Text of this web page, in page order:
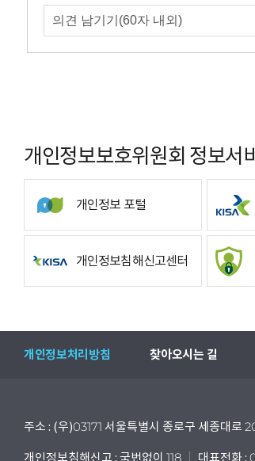
개인정보보호위원회 정보서
개인정보 포털
개인정보침해신고센터
개인정보처리방침 찾아오시는 길
주소 : (우)03171 서울특별시 종로구 세종대로
개인정보침해신고 : 국번없이 118 대표전화 :